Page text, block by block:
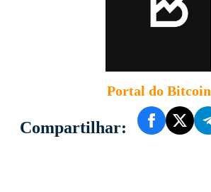
Portal do Bitcoin
Compartilhar: